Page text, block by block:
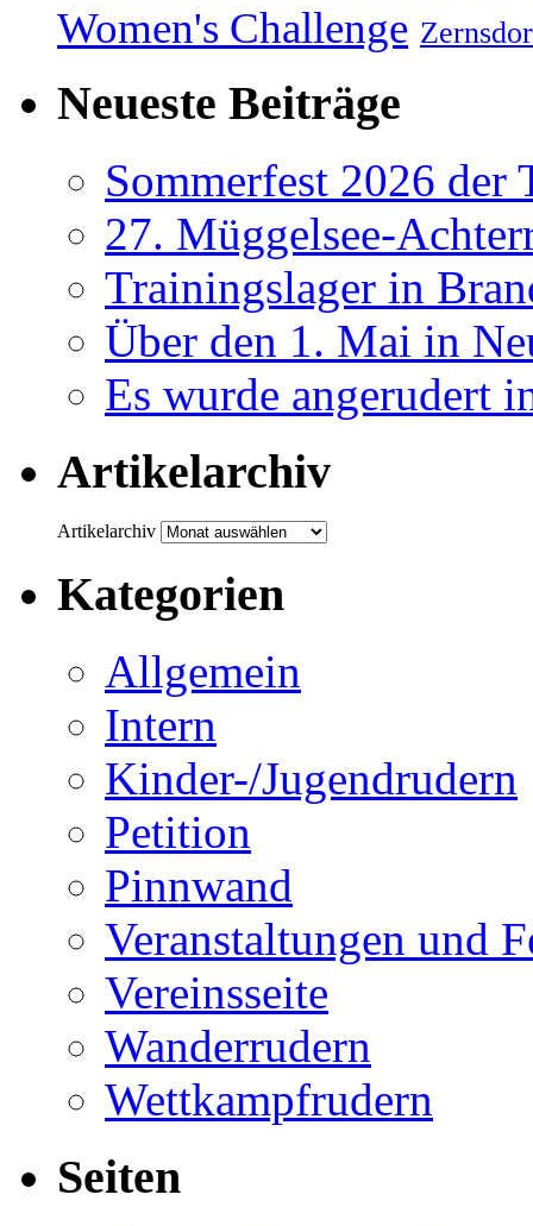
Women's Challenge
Neueste Beiträge
Sommerfest 2026 der
27. Müggelsee-
Trainingslager in
Über den 1. Mai in
Es wurde angerudert
Artikelarchiv
Artikelarchiv
Kategorien
Allgemein
Intern
Kinder-/Jugendrudern
Petition
Pinnwand
Veranstaltungen und
Vereinsseite
Wanderrudern
Wettkampfrudern
Seiten